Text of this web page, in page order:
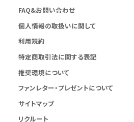
FAQ&お問い合わせ
個人情報の取扱いに関して
利用規約
特定商取引法に関する表記
推奨環境について
ファンレター・プレゼントについて
サイトマップ
リクルート